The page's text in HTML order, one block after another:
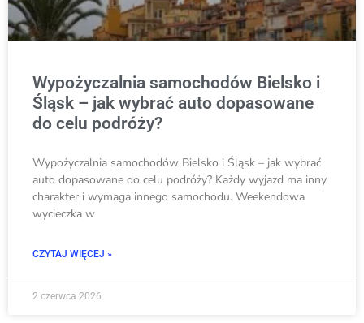
Wypożyczalnia samochodów Bielsko i
Śląsk – jak wybrać auto dopasowane
do celu podróży?
Wypożyczalnia samochodów Bielsko i Śląsk – jak wybrać
auto dopasowane do celu podróży? Każdy wyjazd ma inny
charakter i wymaga innego samochodu. Weekendowa
wycieczka w
CZYTAJ WIĘCEJ »
2 czerwca 2026